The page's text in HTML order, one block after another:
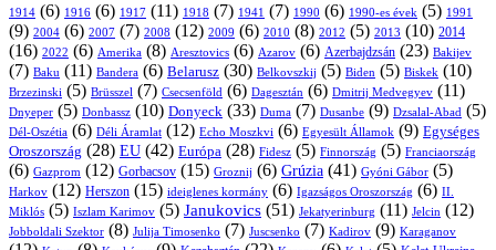
1914 (6) 1916 (6) 1917 (11) 1918 (7) 1941 (7) 1990 (6) 1990-es évek (5) 1991
(9) 2004 (6) 2007 (7) 2008 (12) 2009 (6) 2010 (8) 2012 (5) 2013 (10) 2014
(16) 2022 (6) Amerika (8) Aresztovics (6) Azarov (6) Azerbajdzsán (23) Bakijev
(7) Baku (11) Bandera (6) Belarusz (30) Belkovszkij (5) Biden (5) Biskek (10)
Brzezinski (5) Brüsszel (7) Csecsenföld (6) Dagesztán (6) Dmitrij Medvegyev (11)
Dnyeper (5) Donbassz (10) Donyeck (33) Duma (7) Dusanbe (9) Dzsalal-Abad (5)
Dél-Oszétia (6) Déli Áramlat (12) Echo Moszkvi (6) Egyesült Államok (9) Egységes
Oroszország (28) EU (42) Európa (28) Fidesz (5) Finnország (5) Franciaország
(6) Gazprom (12) Gorbacsov (15) Groznij (6) Grúzia (41) Gyóni Gábor (5)
Harkov (12) Herszon (15) ideiglenes kormány (6) Igazságos Oroszország (6) II.
Miklós (5) Iszlam Karimov (5) Janukovics (51) Jekatyerinburg (11) Jelcin (12)
Jobboldali Szektor (8) Julija Timosenko (7) Juscsenko (7) Kadirov (9) Karaganov